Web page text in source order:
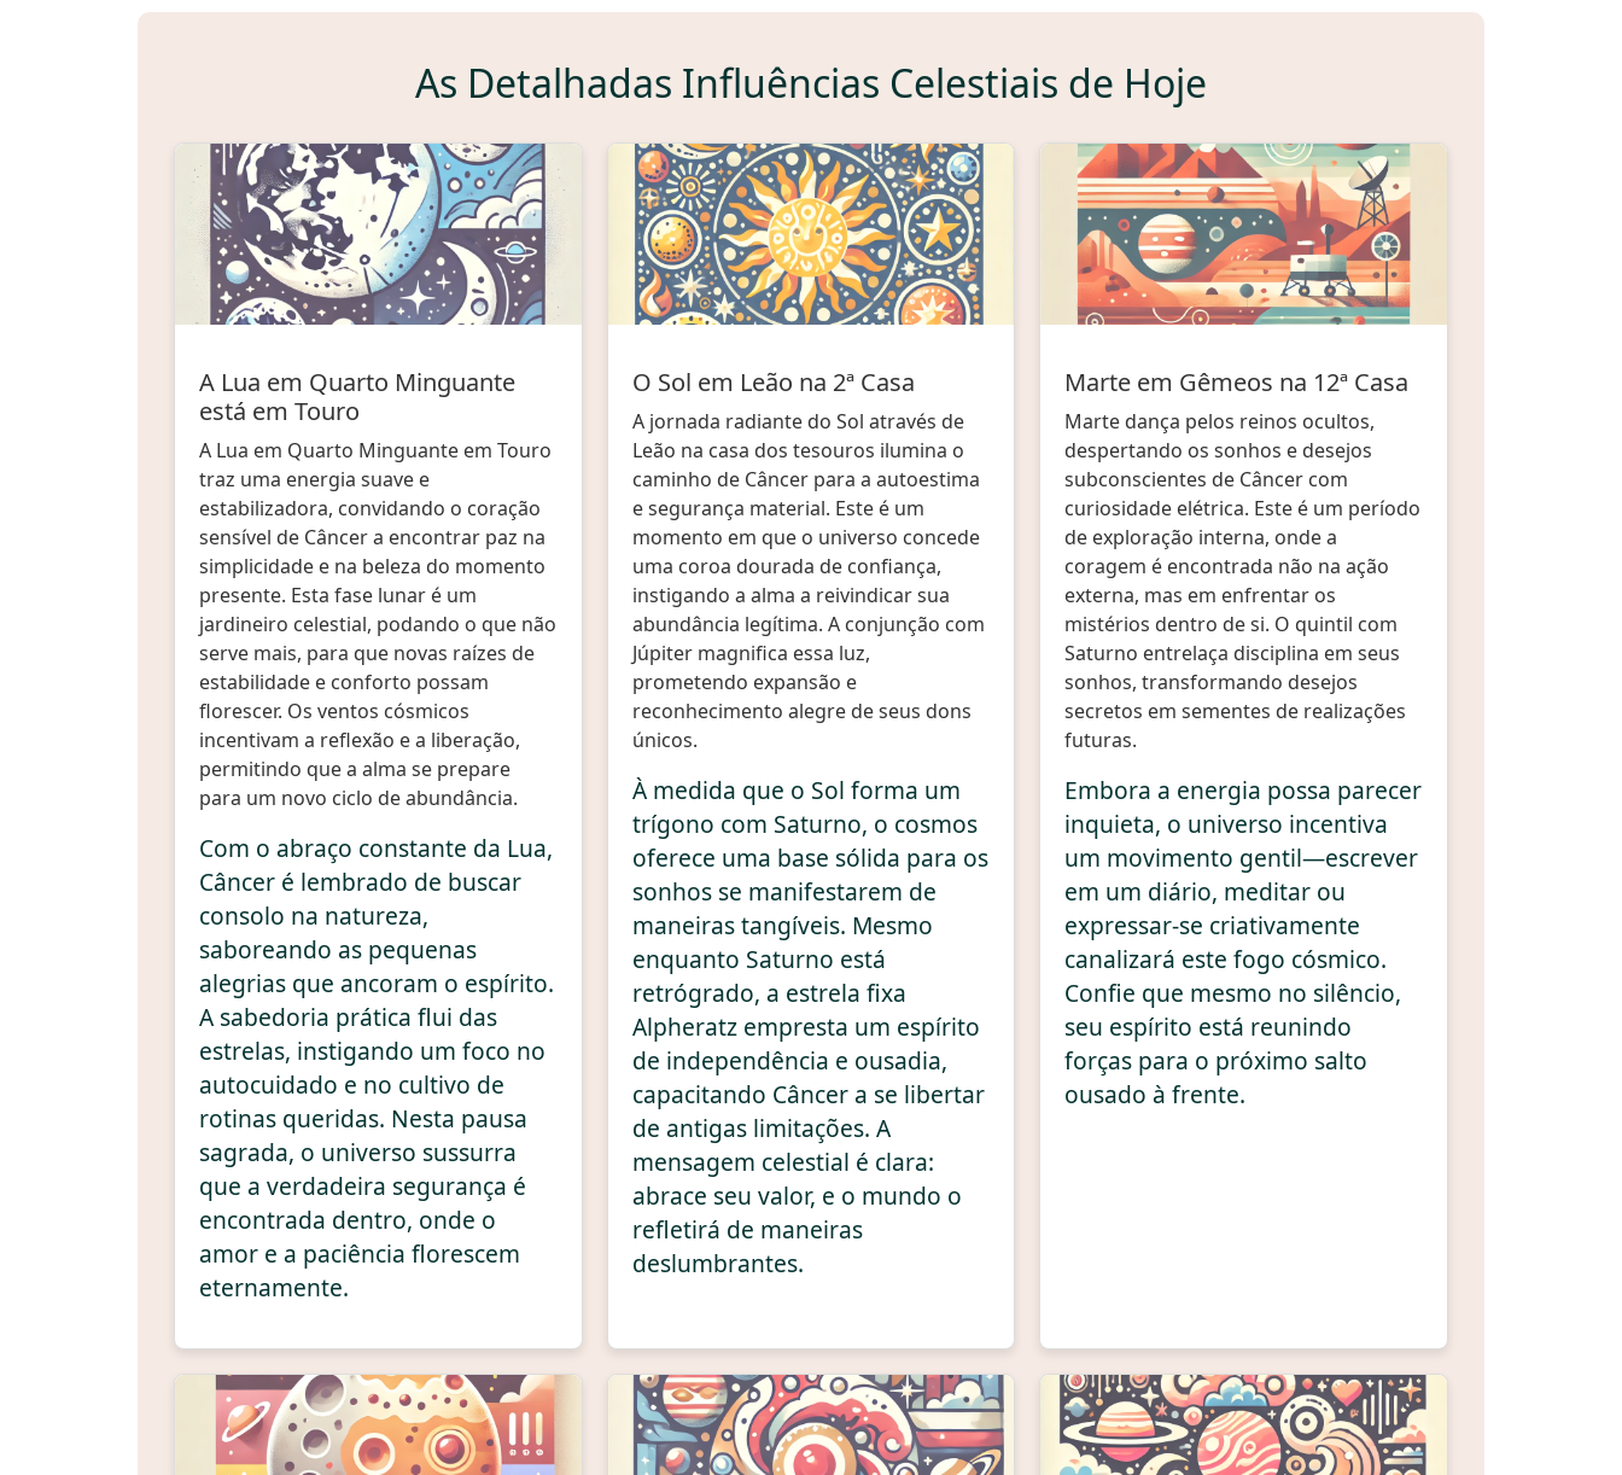
As Detalhadas Influências Celestiais de Hoje
A Lua em Quarto Minguante
está em Touro
A Lua em Quarto Minguante em Touro
traz uma energia suave e
estabilizadora, convidando o coração
sensível de Câncer a encontrar paz na
simplicidade e na beleza do momento
presente. Esta fase lunar é um
jardineiro celestial, podando o que não
serve mais, para que novas raízes de
estabilidade e conforto possam
florescer. Os ventos cósmicos
incentivam a reflexão e a liberação,
permitindo que a alma se prepare
para um novo ciclo de abundância.
Com o abraço constante da Lua,
Câncer é lembrado de buscar
consolo na natureza,
saboreando as pequenas
alegrias que ancoram o espírito.
A sabedoria prática flui das
estrelas, instigando um foco no
autocuidado e no cultivo de
rotinas queridas. Nesta pausa
sagrada, o universo sussurra
que a verdadeira segurança é
encontrada dentro, onde o
amor e a paciência florescem
eternamente.
O Sol em Leão na 2ª Casa
A jornada radiante do Sol através de
Leão na casa dos tesouros ilumina o
caminho de Câncer para a autoestima
e segurança material. Este é um
momento em que o universo concede
uma coroa dourada de confiança,
instigando a alma a reivindicar sua
abundância legítima. A conjunção com
Júpiter magnifica essa luz,
prometendo expansão e
reconhecimento alegre de seus dons
únicos.
À medida que o Sol forma um
trígono com Saturno, o cosmos
oferece uma base sólida para os
sonhos se manifestarem de
maneiras tangíveis. Mesmo
enquanto Saturno está
retrógrado, a estrela fixa
Alpheratz empresta um espírito
de independência e ousadia,
capacitando Câncer a se libertar
de antigas limitações. A
mensagem celestial é clara:
abrace seu valor, e o mundo o
refletirá de maneiras
deslumbrantes.
Marte em Gêmeos na 12ª Casa
Marte dança pelos reinos ocultos,
despertando os sonhos e desejos
subconscientes de Câncer com
curiosidade elétrica. Este é um período
de exploração interna, onde a
coragem é encontrada não na ação
externa, mas em enfrentar os
mistérios dentro de si. O quintil com
Saturno entrelaça disciplina em seus
sonhos, transformando desejos
secretos em sementes de realizações
futuras.
Embora a energia possa parecer
inquieta, o universo incentiva
um movimento gentil—escrever
em um diário, meditar ou
expressar-se criativamente
canalizará este fogo cósmico.
Confie que mesmo no silêncio,
seu espírito está reunindo
forças para o próximo salto
ousado à frente.